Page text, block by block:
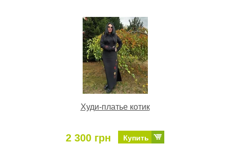
Худи-платье котик
2 300 грн Купить